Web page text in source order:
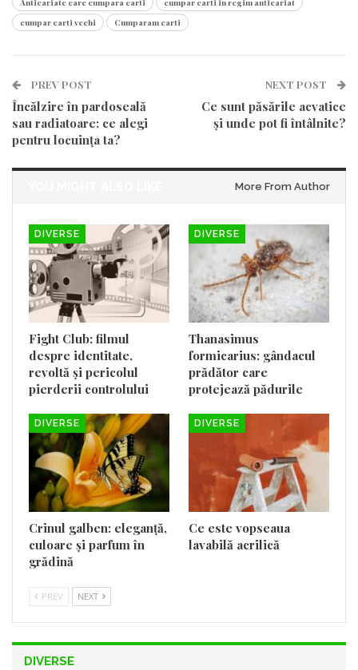
Anticariate care cumpara carti
cumpar carti in regim anticariat
cumpar carti vechi
Cumparam carti
PREV POST
Încălzire în pardoseală
sau radiatoare: ce alegi
pentru locuința ta?
NEXT POST
Ce sunt păsările acvatice
și unde pot fi întâlnite?
More From Author
DIVERSE
Fight Club: filmul
despre identitate,
revoltă și pericolul
pierderii controlului
DIVERSE
Thanasimus
formicarius: gândacul
prădător care
protejează pădurile
DIVERSE
Crinul galben: eleganță,
culoare și parfum în
grădină
DIVERSE
Ce este vopseaua
lavabilă acrilică
PREV NEXT
DIVERSE